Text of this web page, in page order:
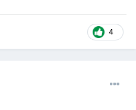
4